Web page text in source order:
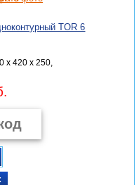
TOR 6
x 420 x 250,